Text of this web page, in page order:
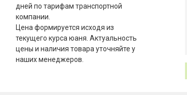
дней по тарифам транспортной
компании.
Цена формируется исходя из
текущего курса юаня. Актуальность
цены и наличия товара уточняйте у
наших менеджеров.